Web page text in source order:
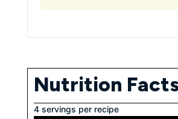
Nutrition
4 servings per recipe